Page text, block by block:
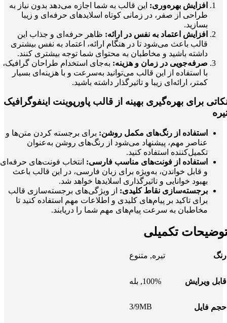
افزایش بهره‌وری: این قالب به شما اجازه می‌دهد بدون نیاز به
طراحی از صفر، در زمانی کوتاه اسلایدهای حرفه‌ای و زیبا
بسازید.
افزایش اعتماد به نفس در ارائه: ظاهر حرفه‌ای و جذاب این
قالب باعث می‌شود تا در هنگام ارائه، اعتماد به نفس بیشتری
داشته باشید و مخاطبان به محتوای شما توجه بیشتری کنند.
صرفه‌جویی در زمان و هزینه: به‌جای استخدام طراحان گرافیک،
با استفاده از این قالب می‌توانید به‌سرعت و با هزینه‌ای بسیار
کمتر، ارائه‌ای زیبا و تاثیرگذار داشته باشید.
برای بهره‌گیری بهینه از قالب پاورپوینت اینفوگرافیک
استفاده از رنگ‌های مکمل روشن: برای برجسته کردن متن‌ها و
عناصر مهم، پیشنهاد می‌شود از رنگ‌های روشن به‌عنوان
تکمیل‌کننده استفاده کنید.
استفاده از فونت‌های مناسب فارسی: انتخاب فونت‌های حرفه‌ای
و قابل خواندن، به‌ویژه برای زبان فارسی، در این قالب باعث
بهبود خوانایی و تاثیرگذاری اسلایدها خواهد شد.
برجسته‌سازی نقاط کلیدی: از ویژگی‌های برجسته‌سازی قالب
برای تاکید بر پیام‌های کلیدی و اطلاعات مهم استفاده کنید تا
مخاطبان به سرعت پیام‌های مهم شما را دریابند.
تکمیلی
رنگ تیره, متنوع
قابل ویرایش 100%
, بله
حجم فایل 3/9MB